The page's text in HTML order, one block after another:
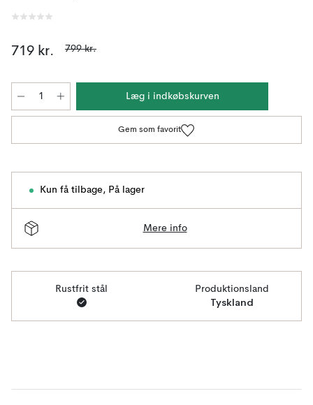
719 kr. 799 kr.
Læg i indkøbskurven
Gem som favorit
Kun få tilbage, På lager
Mere info
Rustfrit stål Produktionsland
Tyskland